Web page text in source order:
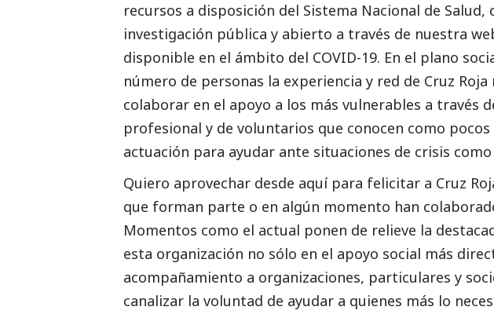
recursos a disposición del Sistema Nacional de
investigación pública y abierto a través de nuestra
disponible en el ámbito del COVID-19. En el plano
número de personas la experiencia y red de Cruz
colaborar en el apoyo a los más vulnerables a través
profesional y de voluntarios que conocen como pocos
actuación para ayudar ante situaciones de crisis
Quiero aprovechar desde aquí para felicitar a Cruz
que forman parte o en algún momento han
Momentos como el actual ponen de relieve la
esta organización no sólo en el apoyo social más
acompañamiento a organizaciones, particulares y
canalizar la voluntad de ayudar a quienes más lo